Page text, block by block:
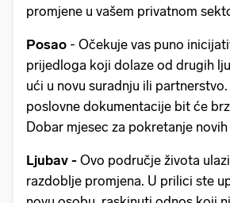
promjene u vašem privatnom
Posao - Očekuje vas puno
prijedloga koji dolaze od drugih
ući u novu suradnju ili partnerstvo.
poslovne dokumentacije bit će
Dobar mjesec za pokretanje
Ljubav - Ovo područje života
razdoblje promjena. U prilici ste